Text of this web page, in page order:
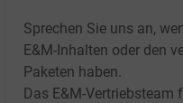
Sprechen Sie uns an,
E&M-Inhalten oder den
Paketen haben.
Das E&M-